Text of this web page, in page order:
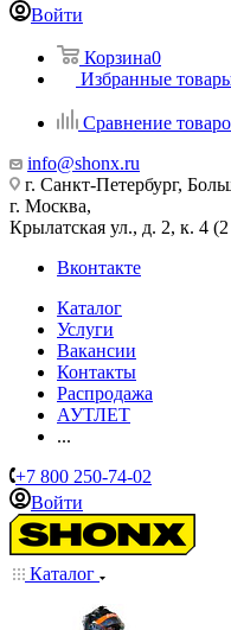
Войти
Корзина0
Избранные
Сравнение
info@shonx.ru
г. Санкт-Петербург,
г. Москва,
Крылатская ул., д. 2, к. 4
Вконтакте
Каталог
Услуги
Вакансии
Контакты
Распродажа
АУТЛЕТ
...
+7 800 250-74-02
Войти
Каталог